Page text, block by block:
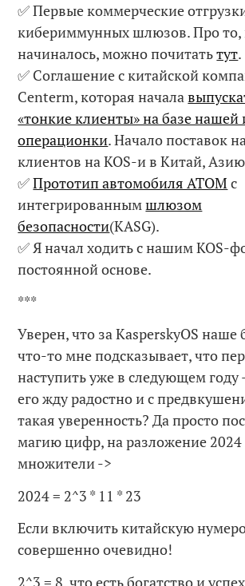
✅ Первые коммерческие
кибериммунных шлюзов. Про то,
начиналось, можно почитатьтут.
✅ Соглашение с китайской
Centerm, которая начала
«тонкие клиенты» на базе
операционки. Начало поставок
клиентов на KOS-и в Китай,
✅Прототип автомобиля АТОМ с
интегрированнымшлюзом
безопасности(KASG).
✅ Я начал ходить с нашим KOS-
постоянной основе.
***
Уверен, что за KasperskyOS наше
что-то мне подсказывает, что
наступить уже в следующем
его жду радостно и с
такая уверенность? Да просто
магию цифр, на разложение 2024
множители ->
2024 = 2^3 * 11 * 23
Если включить китайскую
совершенно очевидно!
2^3 = 8, что есть богатство и